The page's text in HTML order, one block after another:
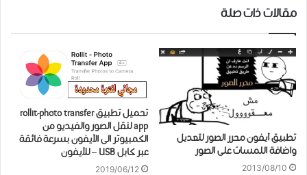
مقالات ذات صلة
تطبيق آيفون محرر الصور لتعديل
واضافة اللمسات على الصور
2013/08/10
تحميل تطبيق rollit-photo transfer
app لنقل الصور والفيديو من
الكمبيوتر الى الآيفون بسرعة فائقة
عبر كابل USB – للآيفون
2019/06/12